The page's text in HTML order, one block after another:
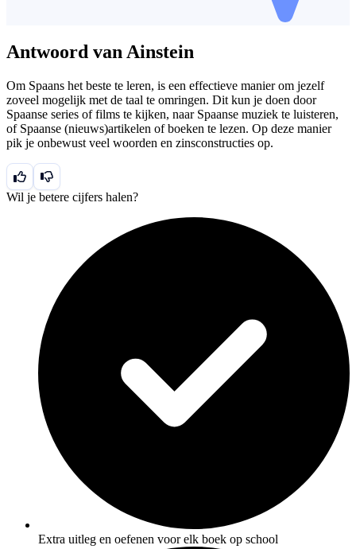
Antwoord van Ainstein
Om Spaans het beste te leren, is een effectieve manier om jezelf
zoveel mogelijk met de taal te omringen. Dit kun je doen door
Spaanse series of films te kijken, naar Spaanse muziek te luisteren,
of Spaanse (nieuws)artikelen of boeken te lezen. Op deze manier
pik je onbewust veel woorden en zinsconstructies op.
Wil je betere cijfers halen?
Extra uitleg en oefenen voor elk boek op school